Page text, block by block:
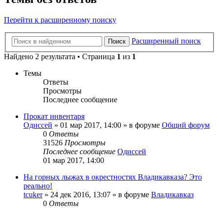
Перейти к расширенному поиску
Поиск
Расширенный поиск
Найдено 2 результата • Страница 1 из 1
Темы
Ответы
Просмотры
Последнее сообщение
Прокат инвентаря
Одиссей » 01 мар 2017, 14:00 » в форуме Общий форум
0 Ответы
31526 Просмотры
Последнее сообщение Одиссей
01 мар 2017, 14:00
На горных лыжах в окрестностях Владикавказа? Это
реально!
tcuker» 24 дек 2016, 13:07 » в форуме Владикавказ
0 Ответы